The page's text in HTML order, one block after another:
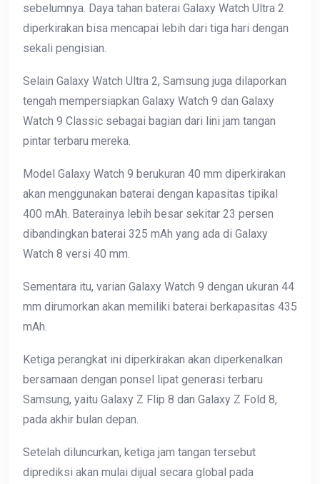
sebelumnya. Daya tahan baterai Galaxy Watch Ultra 2
diperkirakan bisa mencapai lebih dari tiga hari dengan
sekali pengisian.
Selain Galaxy Watch Ultra 2, Samsung juga dilaporkan
tengah mempersiapkan Galaxy Watch 9 dan Galaxy
Watch 9 Classic sebagai bagian dari lini jam tangan
pintar terbaru mereka.
Model Galaxy Watch 9 berukuran 40 mm diperkirakan
akan menggunakan baterai dengan kapasitas tipikal
400 mAh. Baterainya lebih besar sekitar 23 persen
dibandingkan baterai 325 mAh yang ada di Galaxy
Watch 8 versi 40 mm.
Sementara itu, varian Galaxy Watch 9 dengan ukuran 44
mm dirumorkan akan memiliki baterai berkapasitas 435
mAh.
Ketiga perangkat ini diperkirakan akan diperkenalkan
bersamaan dengan ponsel lipat generasi terbaru
Samsung, yaitu Galaxy Z Flip 8 dan Galaxy Z Fold 8,
pada akhir bulan depan.
Setelah diluncurkan, ketiga jam tangan tersebut
diprediksi akan mulai dijual secara global pada